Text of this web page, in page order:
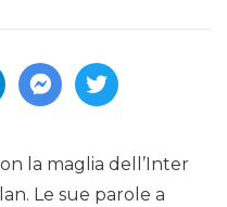
la maglia dell’Inter
Le sue parole a